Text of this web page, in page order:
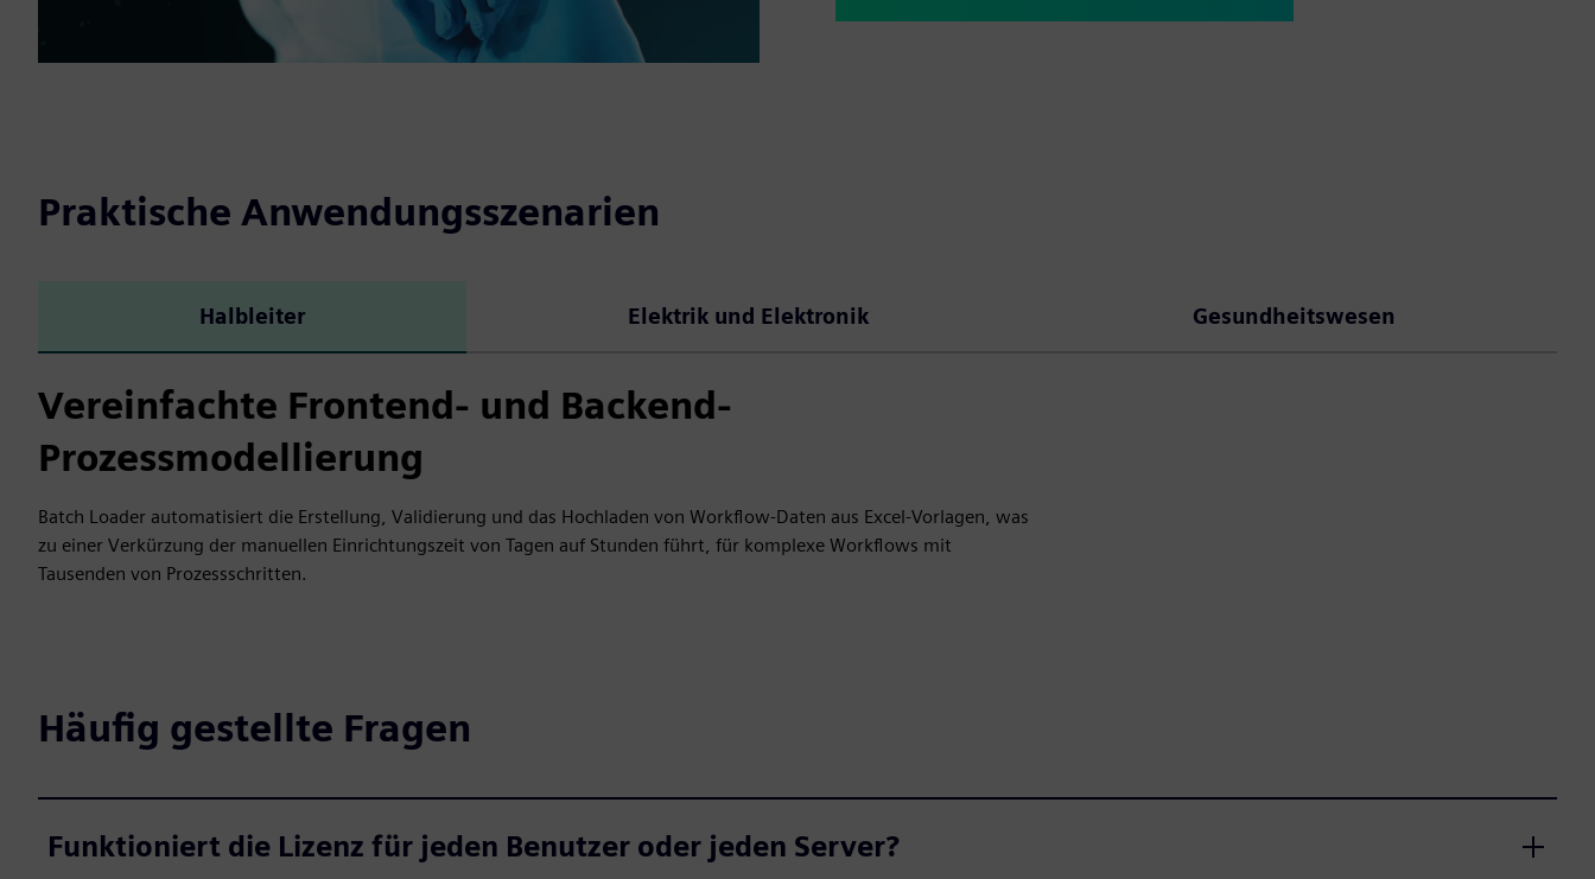
Praktische Anwendungsszenarien
Halbleiter Elektrik und Elektronik Gesundheitswesen
Vereinfachte Frontend- und Backend-
Prozessmodellierung
Batch Loader automatisiert die Erstellung, Validierung und das Hochladen von Workflow-Daten aus Excel-Vorlagen, was
zu einer Verkürzung der manuellen Einrichtungszeit von Tagen auf Stunden führt, für komplexe Workflows mit
Tausenden von Prozessschritten.
Häufig gestellte Fragen
Funktioniert die Lizenz für jeden Benutzer oder jeden Server?